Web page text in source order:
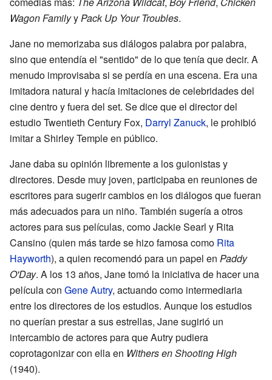
Wagon FamilyyPack Up Your Troubles.
Jane no memorizaba sus diálogos palabra por palabra,
sino que entendía el "sentido" de lo que tenía que decir. A
menudo improvisaba si se perdía en una escena. Era una
imitadora natural y hacía imitaciones de celebridades del
cine dentro y fuera del set. Se dice que el director del
estudio Twentieth Century Fox, Darryl Zanuck, le prohibió
imitar a Shirley Temple en público.
Jane daba su opinión libremente a los guionistas y
directores. Desde muy joven, participaba en reuniones de
escritores para sugerir cambios en los diálogos que fueran
más adecuados para un niño. También sugería a otros
actores para sus películas, como Jackie Searl y Rita
Cansino (quien más tarde se hizo famosa como Rita
Hayworth), a quien recomendó para un papel en Paddy
O'Day. A los 13 años, Jane tomó la iniciativa de hacer una
película con Gene Autry, actuando como intermediaria
entre los directores de los estudios. Aunque los estudios
no querían prestar a sus estrellas, Jane sugirió un
intercambio de actores para que Autry pudiera
coprotagonizar con ella en Withers en Shooting High
(1940).